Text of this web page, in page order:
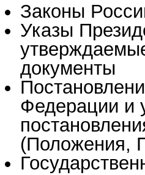
Законы
Указы
документы
Федерации и
(Положения,